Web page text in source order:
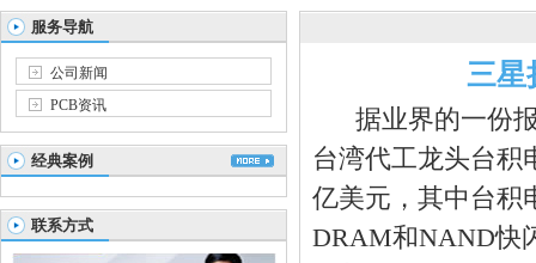
服务导航
公司新闻
PCB资讯
经典案例
联系方式
三星
据业界的一份报
台湾代工龙头台积
亿美元，其中台积
DRAM和NAND快